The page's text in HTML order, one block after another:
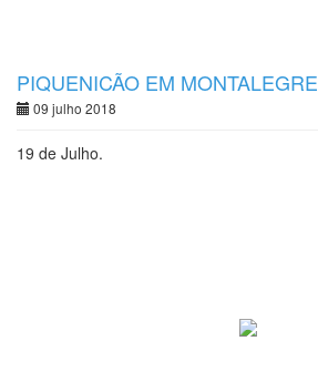
PIQUENICÃO EM MONTALEGRE
09 julho 2018
19 de Julho.